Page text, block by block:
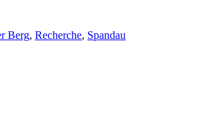
Berg, Recherche, Spandau